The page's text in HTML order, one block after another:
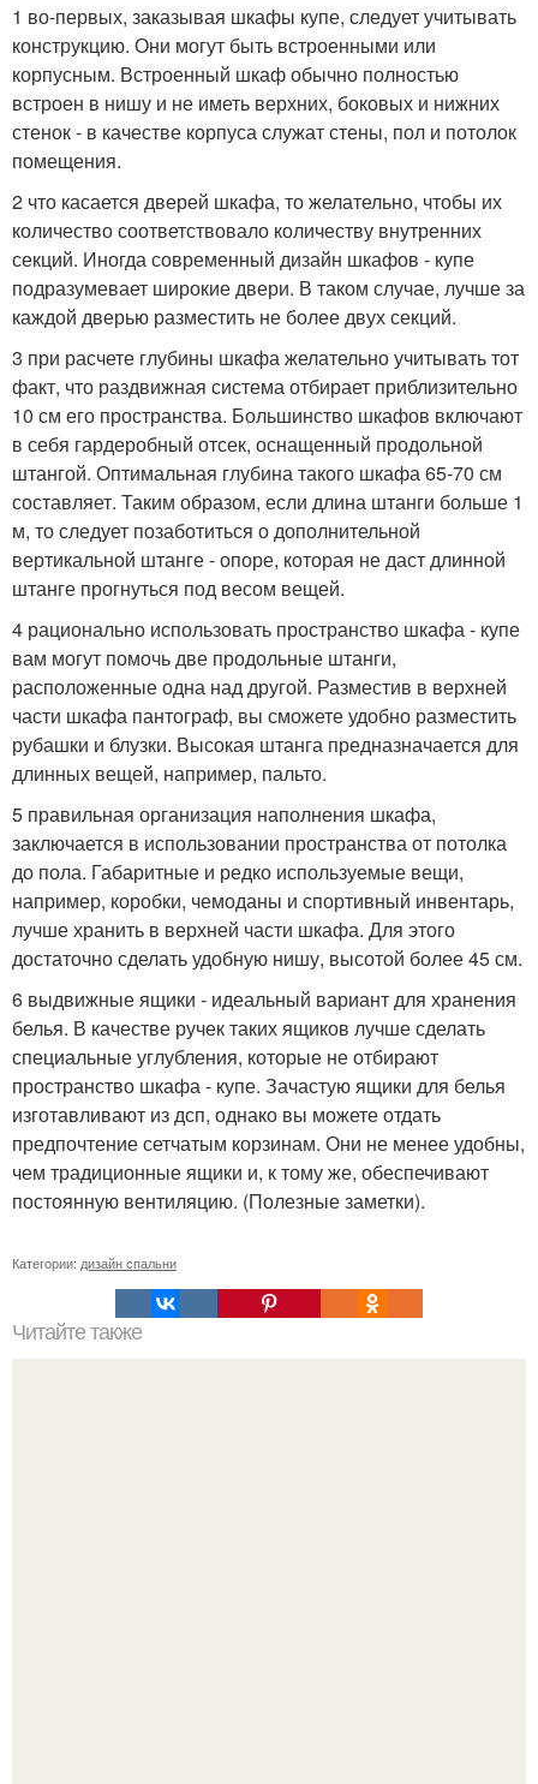
1 во-первых, заказывая шкафы купе, следует учитывать
конструкцию. Они могут быть встроенными или
корпусным. Встроенный шкаф обычно полностью
встроен в нишу и не иметь верхних, боковых и нижних
стенок - в качестве корпуса служат стены, пол и потолок
помещения.
2 что касается дверей шкафа, то желательно, чтобы их
количество соответствовало количеству внутренних
секций. Иногда современный дизайн шкафов - купе
подразумевает широкие двери. В таком случае, лучше за
каждой дверью разместить не более двух секций.
3 при расчете глубины шкафа желательно учитывать тот
факт, что раздвижная система отбирает приблизительно
10 см его пространства. Большинство шкафов включают
в себя гардеробный отсек, оснащенный продольной
штангой. Оптимальная глубина такого шкафа 65-70 см
составляет. Таким образом, если длина штанги больше 1
м, то следует позаботиться о дополнительной
вертикальной штанге - опоре, которая не даст длинной
штанге прогнуться под весом вещей.
4 рационально использовать пространство шкафа - купе
вам могут помочь две продольные штанги,
расположенные одна над другой. Разместив в верхней
части шкафа пантограф, вы сможете удобно разместить
рубашки и блузки. Высокая штанга предназначается для
длинных вещей, например, пальто.
5 правильная организация наполнения шкафа,
заключается в использовании пространства от потолка
до пола. Габаритные и редко используемые вещи,
например, коробки, чемоданы и спортивный инвентарь,
лучше хранить в верхней части шкафа. Для этого
достаточно сделать удобную нишу, высотой более 45 см.
6 выдвижные ящики - идеальный вариант для хранения
белья. В качестве ручек таких ящиков лучше сделать
специальные углубления, которые не отбирают
пространство шкафа - купе. Зачастую ящики для белья
изготавливают из дсп, однако вы можете отдать
предпочтение сетчатым корзинам. Они не менее удобны,
чем традиционные ящики и, к тому же, обеспечивают
постоянную вентиляцию. (Полезные заметки).
Категории: дизайн спальни
Читайте также